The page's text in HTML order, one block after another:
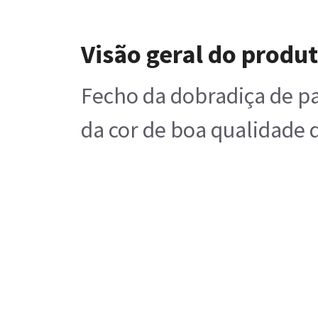
Visão geral do
Fecho da dobradiça de
da cor de boa